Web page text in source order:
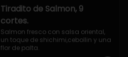
Tiradito de Salmon, 9
cortes.
Salmon fresco con salsa oriental,
un toque de shichimi,cebollin y una
flor de palta.